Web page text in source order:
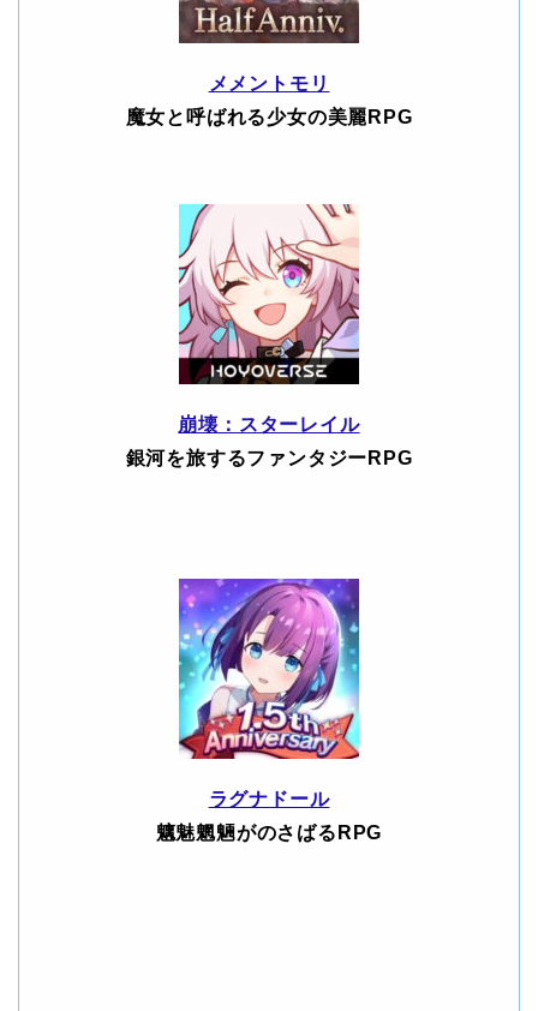
メメントモリ
魔女と呼ばれる少女の美麗RPG
崩壊：スターレイル
銀河を旅するファンタジーRPG
ラグナドール
魑魅魍魎がのさばるRPG